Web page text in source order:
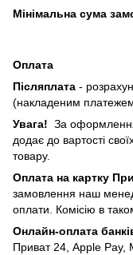
Мінімальна сума
Оплата
Післяплата -
(накладеним
Увага! За
додає до вартості
товару.
Оплата на картку
замовлення наш
оплати. Комісію в
Онлайн-оплата
Приват 24, Apple Pay,